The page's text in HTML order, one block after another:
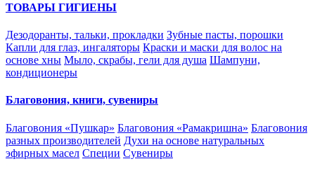
ТОВАРЫ ГИГИЕНЫ
Дезодоранты, тальки, прокладки Зубные пасты, порошки
Капли для глаз, ингаляторы Краски и маски для волос на
основе хны Мыло, скрабы, гели для душа Шампуни,
кондиционеры
Благовония, книги, сувениры
Благовония «Пушкар» Благовония «Рамакришна» Благовония
разных производителей Духи на основе натуральных
эфирных масел Специи Сувениры